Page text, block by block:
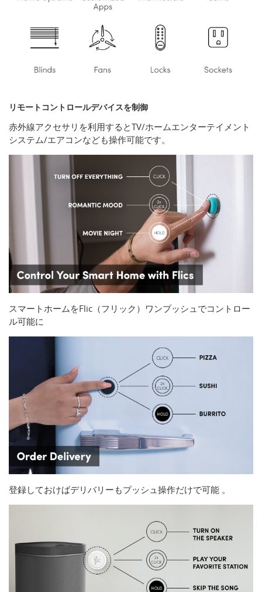
リモートコントロールデバイスを制御
赤外線アクセサリを利用するとTV/ホームエンターテイメント
システム/エアコンなども操作可能です。
スマートホームをFlic（フリック）ワンプッシュでコントロー
ル可能に
登録しておけばデリバリーもプッシュ操作だけで可能 。